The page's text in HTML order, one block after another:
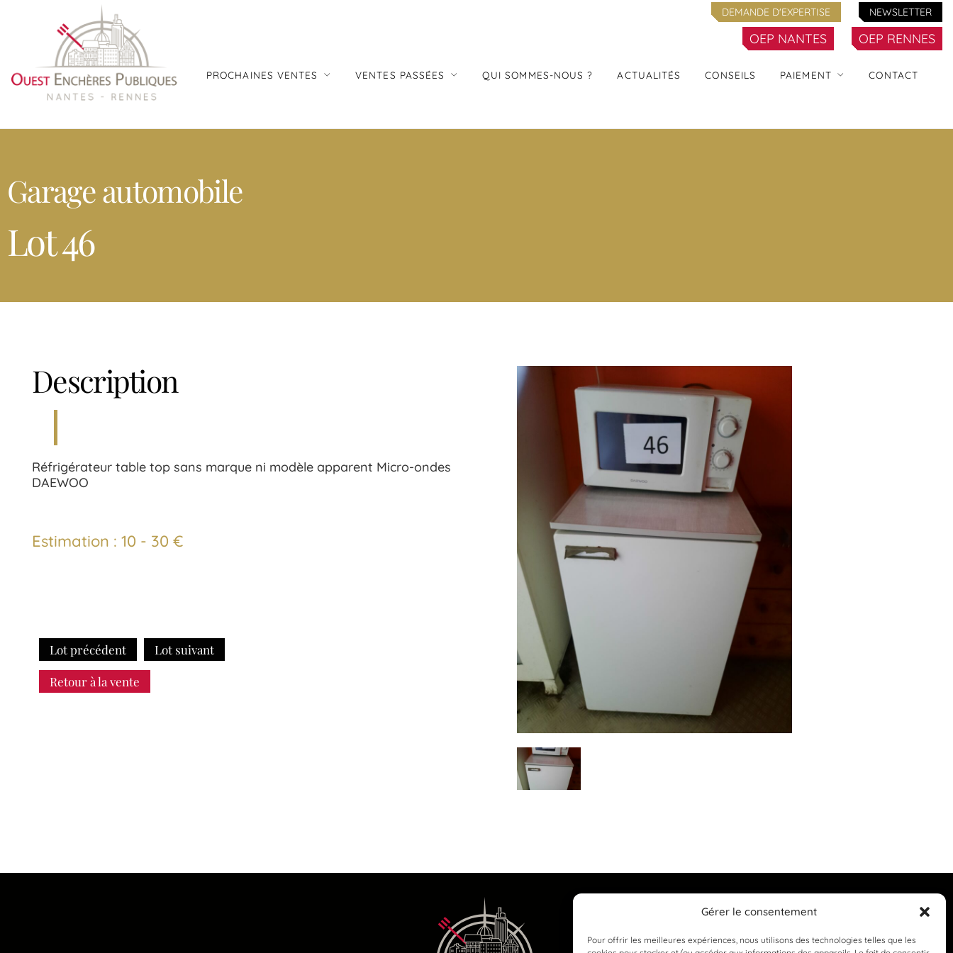
Gérer le consentement
Pour offrir les meilleures expériences, nous utilisons des technologies telles que les
DEMANDE D'EXPERTISE NEWSLETTER
OEP NANTES OEP RENNES
PROCHAINES VENTES VENTES PASSÉES QUI SOMMES-NOUS ? ACTUALITÉS CONSEILS PAIEMENT CONTACT
Garage automobile
Lot 46
Description
Réfrigérateur table top sans marque ni modèle apparent Micro-ondes
DAEWOO
Estimation : 10 - 30 €
Lot précédent Lot suivant
Retour à la vente